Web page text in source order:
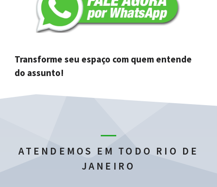
Transforme seu espaço com quem entende
do assunto!
ATENDEMOS EM TODO RIO DE
JANEIRO